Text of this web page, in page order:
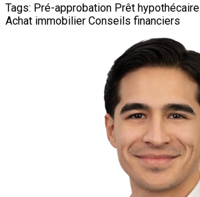
Tags: Pré-approbation Prêt hypothécaire
Achat immobilier Conseils financiers